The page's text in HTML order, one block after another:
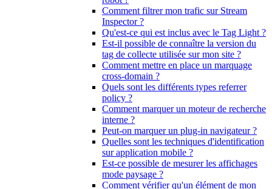
Comment filtrer mon trafic sur Stream
Inspector ?
Qu'est-ce qui est inclus avec le Tag Light ?
Est-il possible de connaître la version du
tag de collecte utilisée sur mon site ?
Comment mettre en place un marquage
cross-domain ?
Quels sont les différents types referrer
policy ?
Comment marquer un moteur de recherche
interne ?
Peut-on marquer un plug-in navigateur ?
Quelles sont les techniques d'identification
sur application mobile ?
Est-ce possible de mesurer les affichages
mode paysage ?
Comment vérifier qu'un élément de mon